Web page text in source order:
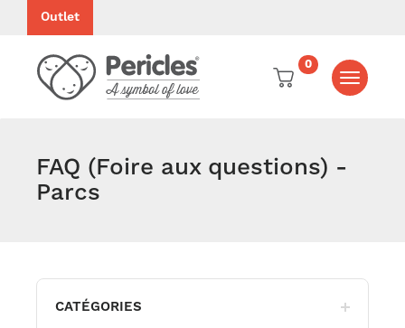
Outlet
0
Toggle
FAQ (Foire aux questions) -
Parcs
CATÉGORIES